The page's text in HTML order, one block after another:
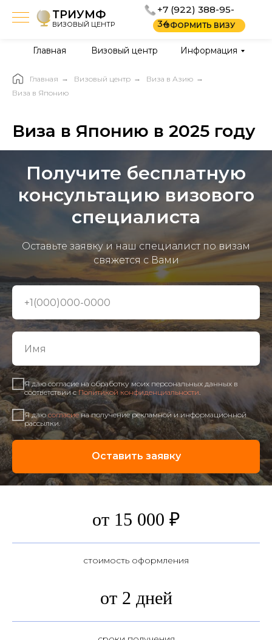
ОФОРМИТЬ ВИЗУ
+7 (922) 388-95-
34
Главная
ТРИУМФ
ВИЗОВЫЙ ЦЕНТР
Визовый центр Информация
Главная → Визовый центр → Виза в Азию →
Виза в Японию
Виза в Японию в 2025 году
Получите бесплатную
консультацию визового
специалиста
Оставьте заявку и наш специалист по визам
свяжется с Вами
Я даю согласие на обработку моих персональных данных в
соответствии сПолитикой конфиденциальности
Я даю согласиена получение рекламной и информационной
рассылки.
Оставить заявку
от 15 000 ₽
стоимость оформления
от 2 дней